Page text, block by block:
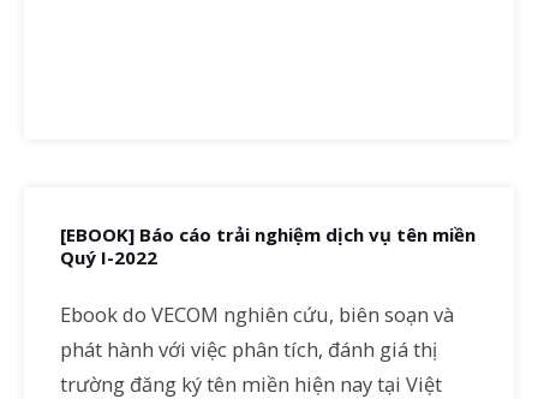
[EBOOK] Báo cáo trải nghiệm dịch vụ tên miền
Quý I-2022
Ebook do VECOM nghiên cứu, biên soạn và
phát hành với việc phân tích, đánh giá thị
trường đăng ký tên miền hiện nay tại Việt